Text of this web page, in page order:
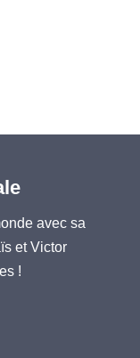
avec sa
et Victor
!